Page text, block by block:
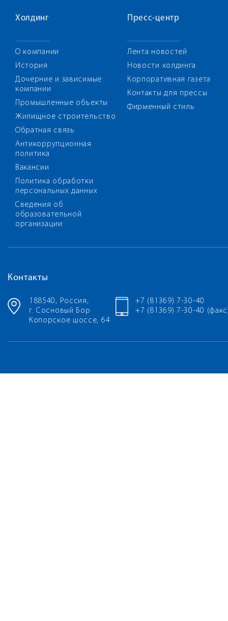
Холдинг
О компании
История
Дочерние и зависимые
компании
Промышленные объекты
Жилищное строительство
Обратная связь
Антикоррупционная
политика
Вакансии
Политика обработки
персональных данных
Сведения об
образовательной
организации
Пресс-центр
Лента новостей
Новости холдинга
Корпоративная газета
Контакты для прессы
Фирменный стиль
Контакты
188540, Россия,
г. Сосновый Бор
Копорское шоссе, 64
+7 (81369) 7-30-40
+7 (81369) 7-30-40